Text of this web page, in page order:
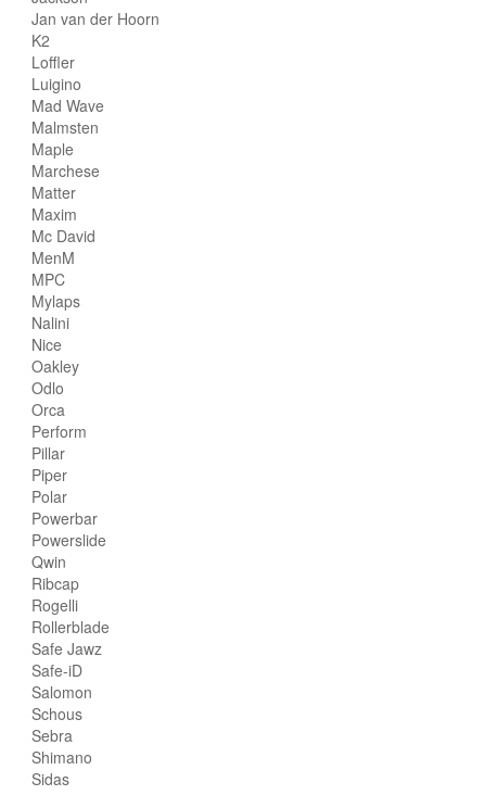
Jan van der Hoorn
K2
Loffler
Luigino
Mad Wave
Malmsten
Maple
Marchese
Matter
Maxim
Mc David
MenM
MPC
Mylaps
Nalini
Nice
Oakley
Odlo
Orca
Perform
Pillar
Piper
Polar
Powerbar
Powerslide
Qwin
Ribcap
Rogelli
Rollerblade
Safe Jawz
Safe-iD
Salomon
Schous
Sebra
Shimano
Sidas